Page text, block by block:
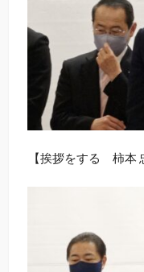
【挨拶をする 柿本